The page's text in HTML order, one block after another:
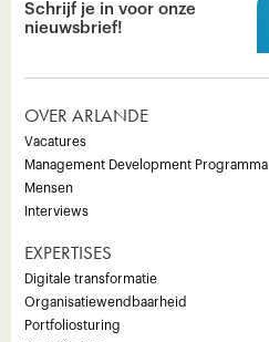
Schrijf je in voor onze
nieuwsbrief!
OVER ARLANDE
Vacatures
Management Development Programma
Mensen
Interviews
EXPERTISES
Digitale transformatie
Organisatiewendbaarheid
Portfoliosturing